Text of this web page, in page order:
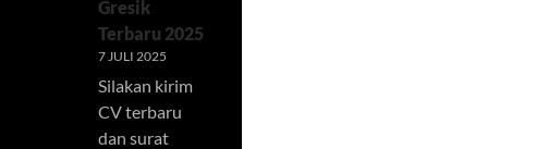
Gresik
Terbaru 2025
7 JULI 2025
Silakan kirim
CV terbaru
dan surat